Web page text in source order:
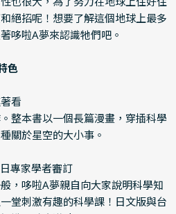
絕招呢！想要了解這個地球上最多
哆啦A夢來認識牠們吧。
色
看
本書以一個長篇漫畫，穿插科學
關於星空的大小事。
專家學者審訂
哆啦A夢親自向大家說明科學知
堂刺激有趣的科學課！日文版與台